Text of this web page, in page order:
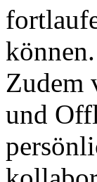
können.
Zudem
und